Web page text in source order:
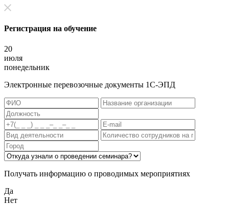
Регистрация на обучение
20
июля
понедельник
Электронные перевозочные документы 1С-ЭПД
Получать информацию о проводимых мероприятиях
Да
Нет